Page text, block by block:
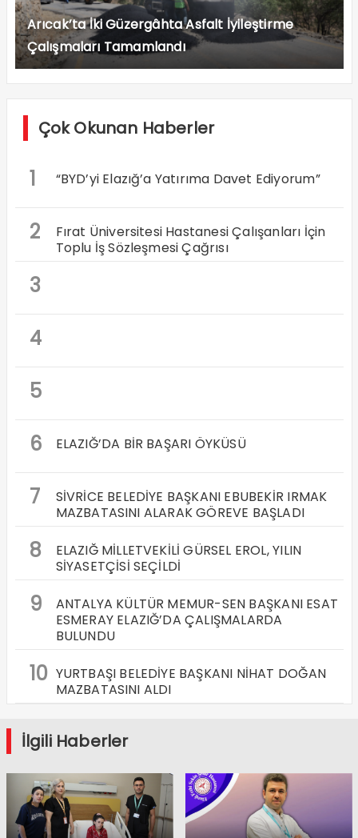
Arıcak’ta İki Güzergâhta Asfalt İyileştirme
Çalışmaları Tamamlandı
Çok Okunan Haberler
1 “BYD’yi Elazığ’a Yatırıma Davet Ediyorum”
2
Fırat Üniversitesi Hastanesi Çalışanları İçin
Toplu İş Sözleşmesi Çağrısı
3
4
5
6
ELAZIĞ’DA BİR BAŞARI ÖYKÜSÜ
7
SİVRİCE BELEDİYE BAŞKANI EBUBEKİR IRMAK
MAZBATASINI ALARAK GÖREVE BAŞLADI
8
ELAZIĞ MİLLETVEKİLİ GÜRSEL EROL, YILIN
SİYASETÇİSİ SEÇİLDİ
9
ANTALYA KÜLTÜR MEMUR-SEN BAŞKANI ESAT
ESMERAY ELAZIĞ’DA ÇALIŞMALARDA
BULUNDU
10 YURTBAŞI BELEDİYE BAŞKANI NİHAT DOĞAN
MAZBATASINI ALDI
İlgili Haberler